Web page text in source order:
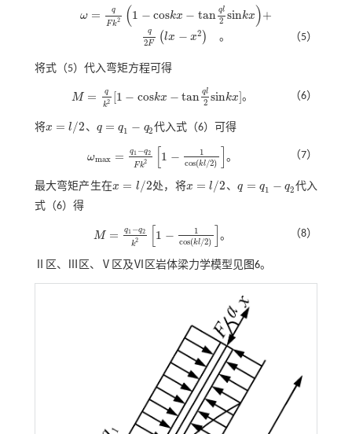
ω =
q
Fk2 (1 − coskx − tan ql
2 sinkx )+
ω=qF k21- co sk x-t anql2si nkx+
q
2F (lx − x2 ) 。
-x2 。 （5）
将式（5） 代入弯矩方程可得
M =
q
k2 [1 − coskx − tan ql
2 sinkx]
M= qk [1- co skx -tanql2 sin kx] 。 （6）
将x = l /2
x= l/2 、 q = q1 − q2
q=q1-q 2 代入式（6） 可得
ωmax = q1 −q2
Fk2 1 −
1
cos(kl/2)
ωmax =q 1-q2Fk 1- 1co s(kl/2) 。 （7）
最大弯矩产生在x = l /2
x= l/2 处，将x = l /2
x= l/2 、q = q1 − q2
q =q1-q 2
代入
式（6） 得
M = q1 −q2
k2 1 −
1
cos(kl/2) ]
M= q1 q2k21 1c osk l/2 。 （8）
Ⅱ区、Ⅲ区、Ⅴ区及Ⅵ区岩体梁力学模型见图6。